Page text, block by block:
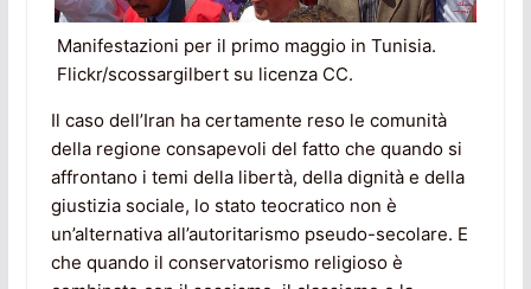
Manifestazioni per il primo maggio in Tunisia.
Flickr/scossargilbert su licenza CC.
Il caso dell’Iran ha certamente reso le comunità
della regione consapevoli del fatto che quando si
affrontano i temi della libertà, della dignità e della
giustizia sociale, lo stato teocratico non è
un’alternativa all’autoritarismo pseudo-secolare. E
che quando il conservatorismo religioso è